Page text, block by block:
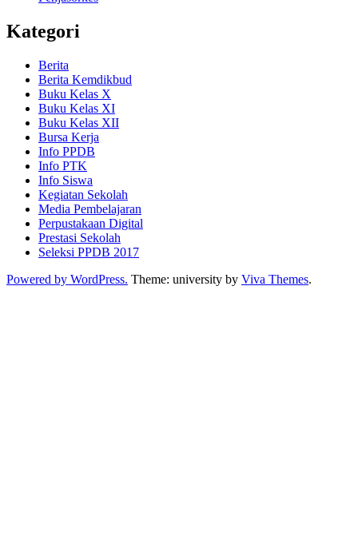
Kategori
Berita
Berita Kemdikbud
Buku Kelas X
Buku Kelas XI
Buku Kelas XII
Bursa Kerja
Info PPDB
Info PTK
Info Siswa
Kegiatan Sekolah
Media Pembelajaran
Perpustakaan Digital
Prestasi Sekolah
Seleksi PPDB 2017
Powered by WordPress. Theme: university by Viva Themes.